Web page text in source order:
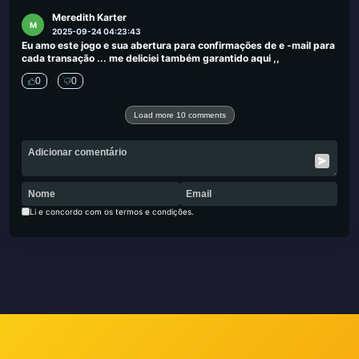
M
Meredith Karter
2025-09-24 04:23:43
Eu amo este jogo e sua abertura para confirmações de e -mail para
cada transação ... me deliciei também garantido aqui ,,
0 0
Load more 10 comments
Li e concordo com os termos e condições.